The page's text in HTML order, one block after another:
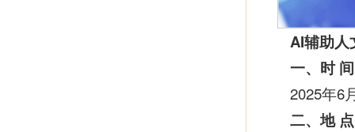
AI辅助
一、时 间
2025年6
二、地 点